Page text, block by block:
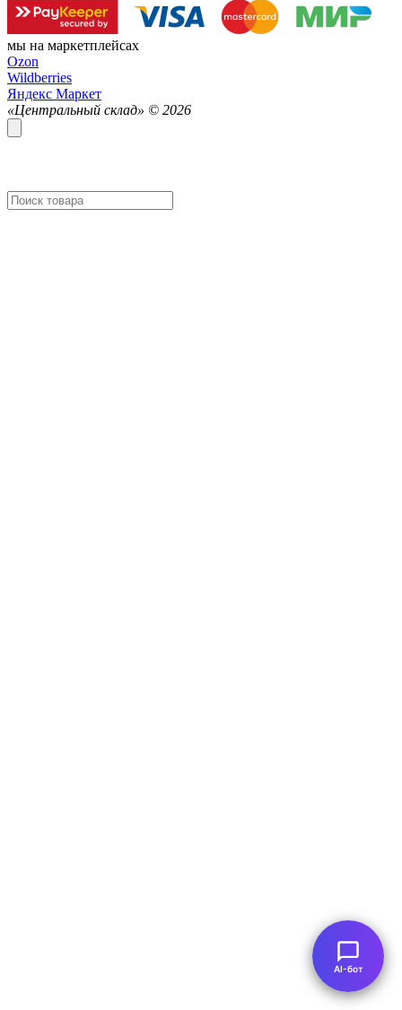
мы на маркетплейсах
Ozon
Wildberries
Яндекс Маркет
«Центральный склад» © 2026
AI-бот